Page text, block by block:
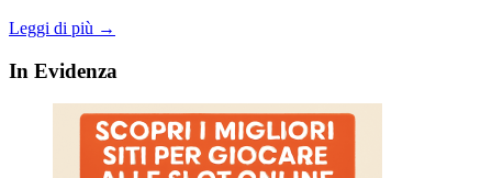
Leggi di più →
In Evidenza